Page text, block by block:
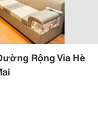
Rộng Vỉa Hè